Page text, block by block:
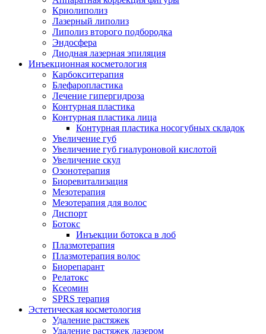
Криолиполиз
Лазерный липолиз
Липолиз второго подбородка
Эндосфера
Диодная лазерная эпиляция
Инъекционная косметология
Карбокситерапия
Блефаропластика
Лечение гипергидроза
Контурная пластика
Контурная пластика лица
Контурная пластика носогубных складок
Увеличение губ
Увеличение губ гиалуроновой кислотой
Увеличение скул
Озонотерапия
Биоревитализация
Мезотерапия
Мезотерапия для волос
Диспорт
Ботокс
Инъекции ботокса в лоб
Плазмотерапия
Плазмотерапия волос
Биорепарант
Релатокс
Ксеомин
SPRS терапия
Эстетическая косметология
Удаление растяжек
Удаление растяжек лазером